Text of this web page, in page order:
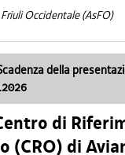
Occidentale (AsFO)
della
di
(CRO) di